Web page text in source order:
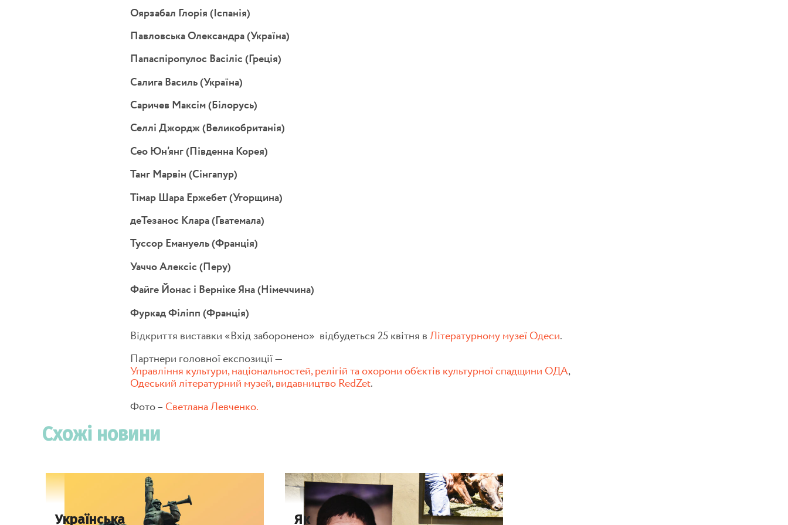
Оярзабал Глорія (Іспанія)
Павловська Олександра (Україна)
Папаспіропулос Васіліс (Греція)
Салига Василь (Україна)
Саричев Максім (Білорусь)
Селлі Джордж (Великобританія)
Сео Юн’янг (Південна Корея)
Танг Марвін (Сінгапур)
Тімар Шара Ержебет (Угорщина)
деТезанос Клара (Гватемала)
Туссор Емануель (Франція)
Уаччо Алексіс (Перу)
Файге Йонас і Верніке Яна (Німеччина)
Фуркад Філіпп (Франція)
Відкриття виставки «Вхід заборонено» відбудеться 25 квітня вЛітературному музеї Одеси.
Партнери головної експозиції —
Управління культури, національностей, релігій та охорони об’єктів культурної спадщини ОДА,
Одеський літературний музей,видавництво RedZet.
Фото – Светлана Левченко.
Схожі новини
Українська
Як